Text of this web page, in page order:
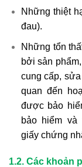
Những thiệt
đau).
Những tổn
bởi sản
cung cấp,
quan đến
được bảo
bảo hiểm và
giấy chứng
1.2. Các khoản